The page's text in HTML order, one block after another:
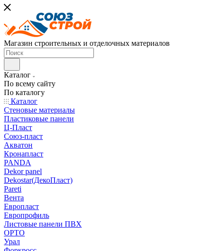
Магазин строительных и отделочных материалов
Каталог
По всему сайту
По каталогу
Каталог
Стеновые материалы
Пластиковые панели
Ц-Пласт
Союз-пласт
Акватон
Кронапласт
PANDA
Dekor panel
Dekostar(ДекоПласт)
Pareti
Вента
Европласт
Европрофиль
Листовые панели ПВХ
ОРТО
Урал